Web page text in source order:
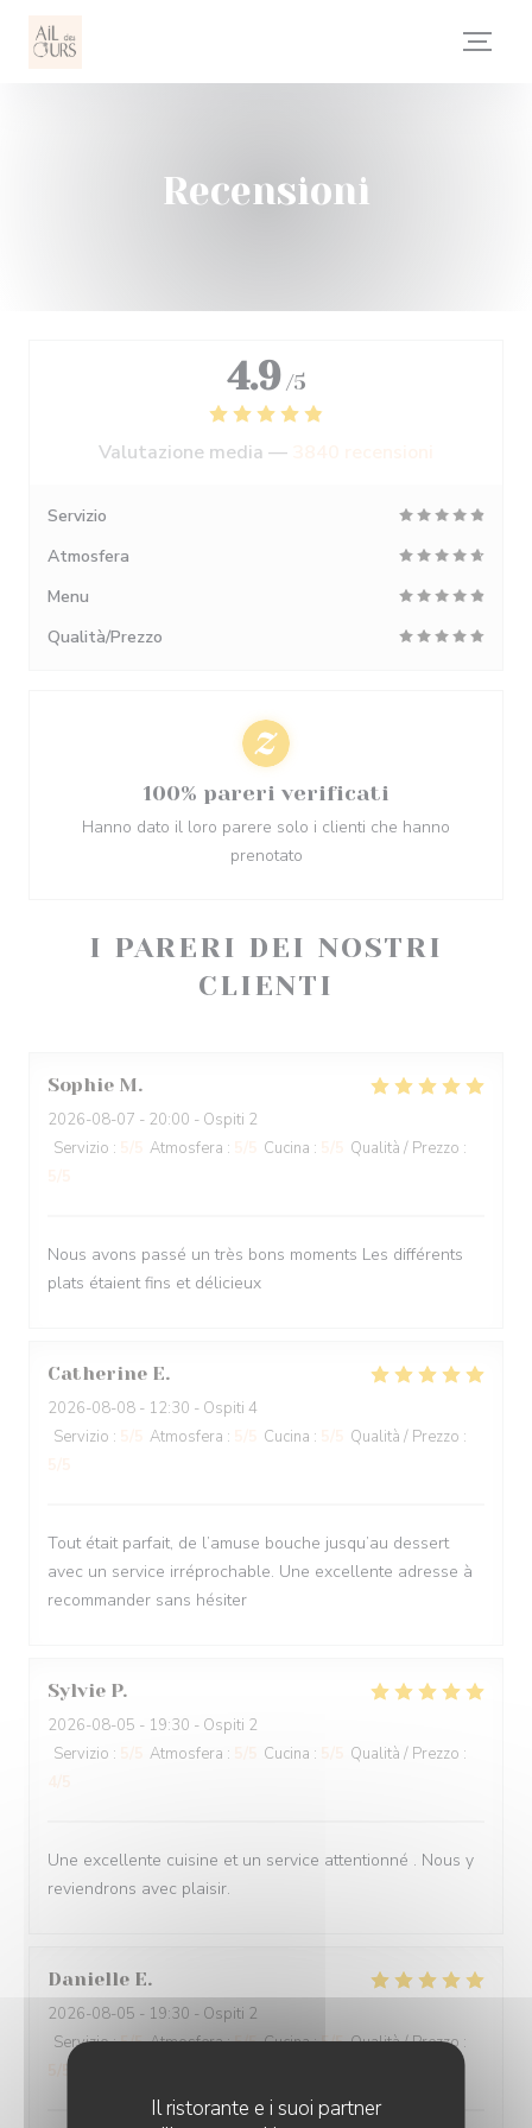
Il ristorante e i suoi partner
Recensioni
I PARERI DEI NOSTRI
CLIENTI
Sophie M
2026-08-07 - 20:00 - Ospiti 2
Servizio : Atmosfera : Cucina : Qualità / Prezzo :
Nous avons passé un très bons moments Les différents
plats étaient fins et délicieux
Catherine E
2026-08-08 - 12:30 - Ospiti 4
Servizio : Atmosfera : Cucina : Qualità / Prezzo :
Tout était parfait, de l’amuse bouche jusqu’au dessert
avec un service irréprochable. Une excellente adresse à
recommander sans hésiter
Sylvie P
2026-08-05 - 19:30 - Ospiti 2
Servizio : Atmosfera : Cucina : Qualità / Prezzo :
Une excellente cuisine et un service attentionné . Nous y
reviendrons avec plaisir.
Danielle E
2026-08-05 - 19:30 - Ospiti 2
Servizio:5/5 Atmosfera:5/5 Cucina:5/5 Qualità / Prezzo :
/5
4.9 /5
Valutazione media —
Servizio
Atmosfera
Menu
Qualità/Prezzo
100% pareri verificati
Hanno dato il loro parere solo i clienti che hanno
prenotato